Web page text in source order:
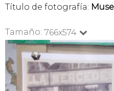
Título de fotografía:
Tamaño: 766x574 